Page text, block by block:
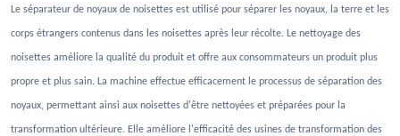
Le séparateur de noyaux de noisettes est utilisé pour séparer les noyaux, la terre et les
corps étrangers contenus dans les noisettes après leur récolte. Le nettoyage des
noisettes améliore la qualité du produit et offre aux consommateurs un produit plus
propre et plus sain. La machine effectue efficacement le processus de séparation des
noyaux, permettant ainsi aux noisettes d'être nettoyées et préparées pour la
transformation ultérieure. Elle améliore l'efficacité des usines de transformation des